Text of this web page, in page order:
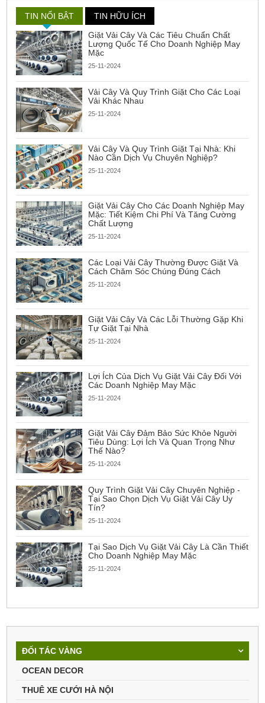
TIN NỔI BẬT
TIN HỮU ÍCH
Giặt Vải Cây Và Các Tiêu Chuẩn Chất
Lượng Quốc Tế Cho Doanh Nghiệp May
Mặc
25-11-2024
Vải Cây Và Quy Trình Giặt Cho Các Loại
Vải Khác Nhau
25-11-2024
Vải Cây Và Quy Trình Giặt Tại Nhà: Khi
Nào Cần Dịch Vụ Chuyên Nghiệp?
25-11-2024
Giặt Vải Cây Cho Các Doanh Nghiệp May
Mặc: Tiết Kiệm Chi Phí Và Tăng Cường
Chất Lượng
25-11-2024
Các Loại Vải Cây Thường Được Giặt Và
Cách Chăm Sóc Chúng Đúng Cách
25-11-2024
Giặt Vải Cây Và Các Lỗi Thường Gặp Khi
Tự Giặt Tại Nhà
25-11-2024
Lợi Ích Của Dịch Vụ Giặt Vải Cây Đối Với
Các Doanh Nghiệp May Mặc
25-11-2024
Giặt Vải Cây Đảm Bảo Sức Khỏe Người
Tiêu Dùng: Lợi Ích Và Quan Trọng Như
Thế Nào?
25-11-2024
Quy Trình Giặt Vải Cây Chuyên Nghiệp -
Tại Sao Chọn Dịch Vụ Giặt Vải Cây Uy
Tín?
25-11-2024
Tại Sao Dịch Vụ Giặt Vải Cây Là Cần Thiết
Cho Doanh Nghiệp May Mặc
25-11-2024
ĐỐI TÁC VÀNG
OCEAN DECOR
THUÊ XE CƯỚI HÀ NỘI